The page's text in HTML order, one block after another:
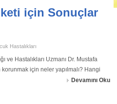
için Sonuçlar
Hastalıkları
ve Hastalıkları Uzmanı Dr. Mustafa
korunmak için neler yapılmalı? Hangi
fazladır? Astım krizi anında nasıl
Devamını Oku